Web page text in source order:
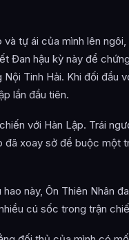
tự ái của mình lên
Đan hậu kỳ này để
Tinh Hải. Khi đối đầu
lần đầu tiên.
với Hàn Lập. Trái
đã xoay sở để buộc một
này, Ôn Thiên Nhân
cú sốc trong trận